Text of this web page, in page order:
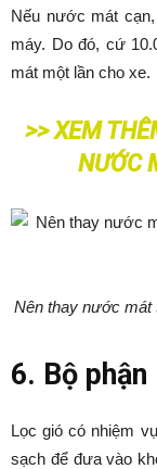
Nếu nước mát
máy. Do đó, cứ
mát một lần cho xe.
>> XEM
NƯỚC
Nên thay nước mát
6. Bộ
Lọc gió có nhiệm
sạch để đưa vào